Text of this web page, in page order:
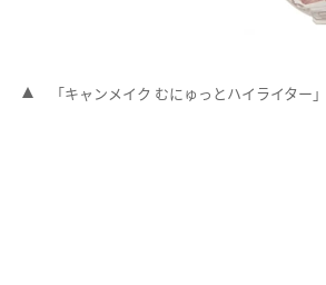
「キャンメイク むにゅっとハイライター」